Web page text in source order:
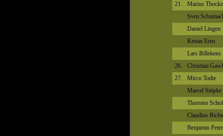
21.
Marius
Sven
Daniel Lingen
Kenan Eren
Lars Billekens
26.
Christian
27.
Mirco Todte
Marcel Stöpke
Thorsten
Claudius
Benjamin